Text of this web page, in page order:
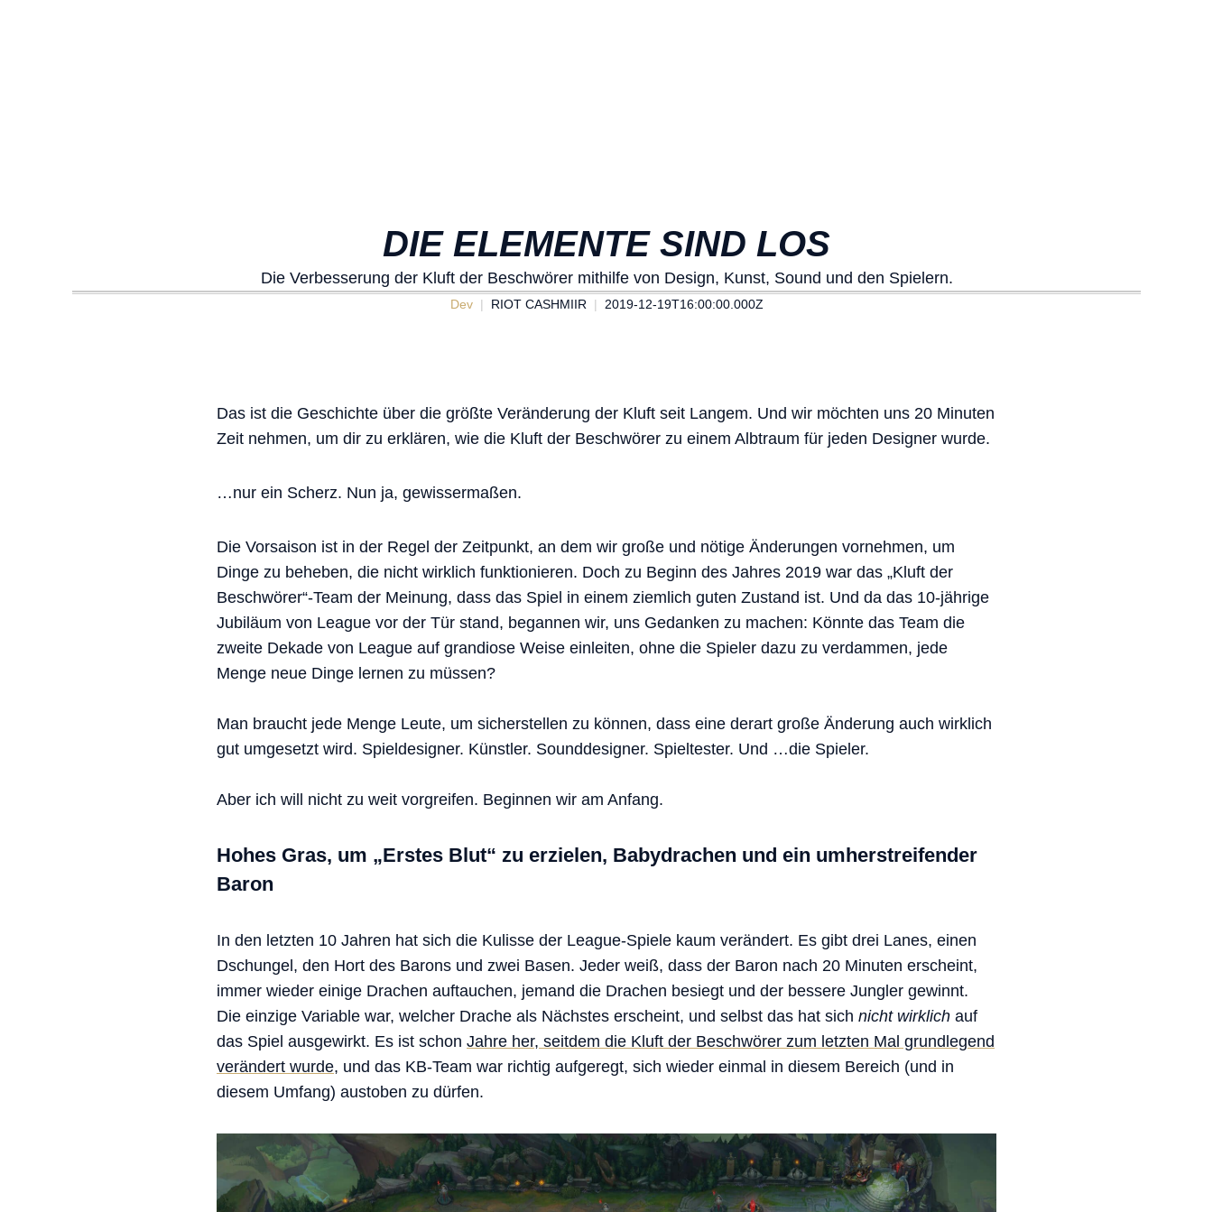
DIE ELEMENTE SIND LOS
Die Verbesserung der Kluft der Beschwörer mithilfe von Design, Kunst, Sound und den Spielern.
Dev RIOT CASHMIIR 2019-12-19T16:00:00.000Z
Das ist die Geschichte über die größte Veränderung der Kluft seit Langem. Und wir möchten uns 20 Minuten
Zeit nehmen, um dir zu erklären, wie die Kluft der Beschwörer zu einem Albtraum für jeden Designer wurde.
…nur ein Scherz. Nun ja, gewissermaßen.
Die Vorsaison ist in der Regel der Zeitpunkt, an dem wir große und nötige Änderungen vornehmen, um
Dinge zu beheben, die nicht wirklich funktionieren. Doch zu Beginn des Jahres 2019 war das „Kluft der
Beschwörer“-Team der Meinung, dass das Spiel in einem ziemlich guten Zustand ist. Und da das 10-jährige
Jubiläum von League vor der Tür stand, begannen wir, uns Gedanken zu machen: Könnte das Team die
zweite Dekade von League auf grandiose Weise einleiten, ohne die Spieler dazu zu verdammen, jede
Menge neue Dinge lernen zu müssen?
Man braucht jede Menge Leute, um sicherstellen zu können, dass eine derart große Änderung auch wirklich
gut umgesetzt wird. Spieldesigner. Künstler. Sounddesigner. Spieltester. Und …die Spieler.
Aber ich will nicht zu weit vorgreifen. Beginnen wir am Anfang.
Hohes Gras, um „Erstes Blut“ zu erzielen, Babydrachen und ein umherstreifender
Baron
In den letzten 10 Jahren hat sich die Kulisse der League-Spiele kaum verändert. Es gibt drei Lanes, einen
Dschungel, den Hort des Barons und zwei Basen. Jeder weiß, dass der Baron nach 20 Minuten erscheint,
immer wieder einige Drachen auftauchen, jemand die Drachen besiegt und der bessere Jungler gewinnt.
Die einzige Variable war, welcher Drache als Nächstes erscheint, und selbst das hat sich nicht wirklich auf
das Spiel ausgewirkt. Es ist schon Jahre her, seitdem die Kluft der Beschwörer zum letzten Mal grundlegend
verändert wurde, und das KB-Team war richtig aufgeregt, sich wieder einmal in diesem Bereich (und in
diesem Umfang) austoben zu dürfen.